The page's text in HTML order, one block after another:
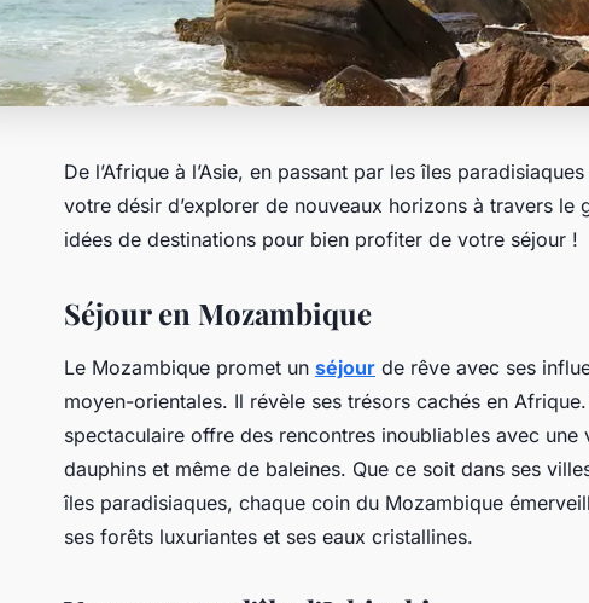
De l’Afrique à l’Asie, en passant par les îles
votre désir d’explorer de nouveaux horizons à travers
idées de destinations pour bien profiter de votre séjour !
Séjour en Mozambique
Le Mozambique promet un séjour de rêve avec ses
moyen-orientales. Il révèle ses trésors cachés en
spectaculaire offre des rencontres inoubliables avec
dauphins et même de baleines. Que ce soit dans ses
îles paradisiaques, chaque coin du Mozambique
ses forêts luxuriantes et ses eaux cristallines.